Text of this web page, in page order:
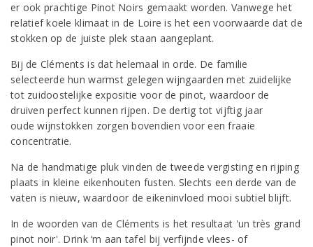
er ook prachtige Pinot Noirs gemaakt worden. Vanwege het
relatief koele klimaat in de Loire is het een voorwaarde dat de
stokken op de juiste plek staan aangeplant.
Bij de Cléments is dat helemaal in orde. De familie
selecteerde hun warmst gelegen wijngaarden met zuidelijke
tot zuidoostelijke expositie voor de pinot, waardoor de
druiven perfect kunnen rijpen. De dertig tot vijftig jaar
oude wijnstokken zorgen bovendien voor een fraaie
concentratie.
Na de handmatige pluk vinden de tweede vergisting en rijping
plaats in kleine eikenhouten fusten. Slechts een derde van de
vaten is nieuw, waardoor de eikeninvloed mooi subtiel blijft.
In de woorden van de Cléments is het resultaat 'un très grand
pinot noir'. Drink ‘m aan tafel bij verfijnde vlees- of